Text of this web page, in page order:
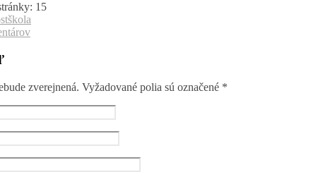
15
škola
zverejnená. Vyžadované polia sú označené *